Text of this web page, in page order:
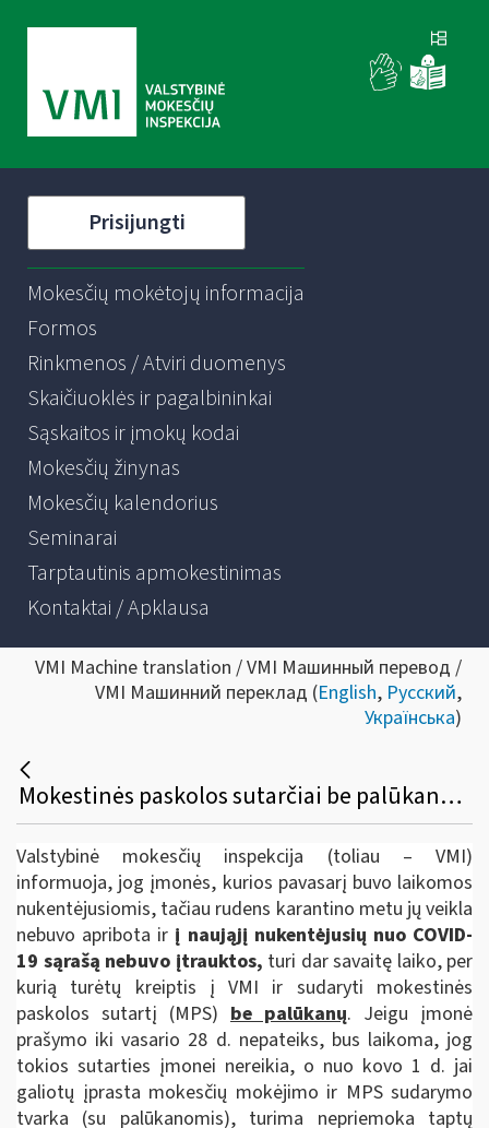
Prisijungti
Mokesčių mokėtojų informacija
Formos
Rinkmenos / Atviri duomenys
Skaičiuoklės ir pagalbininkai
Sąskaitos ir įmokų kodai
Mokesčių žinynas
Mokesčių kalendorius
Seminarai
Tarptautinis apmokestinimas
Kontaktai / Apklausa
VMI Machine translation / VMI Машинный перевод /
VMI Машинний переклад (English, Русский,
Українська)
Mokestinės paskolos sutarčiai be palūkanų sudaryti įmonės turi dar savaitę laiko
Valstybinė mokesčių inspekcija (toliau – VMI)
informuoja, jog įmonės, kurios pavasarį buvo laikomos
nukentėjusiomis, tačiau rudens karantino metu jų veikla
nebuvo apribota ir į naująjį nukentėjusių nuo COVID-
19 sąrašą nebuvo įtrauktos, turi dar savaitę laiko, per
kurią turėtų kreiptis į VMI ir sudaryti mokestinės
paskolos sutartį (MPS) be palūkanų. Jeigu įmonė
prašymo iki vasario 28 d. nepateiks, bus laikoma, jog
tokios sutarties įmonei nereikia, o nuo kovo 1 d. jai
galiotų įprasta mokesčių mokėjimo ir MPS sudarymo
tvarka (su palūkanomis), turima nepriemoka taptų